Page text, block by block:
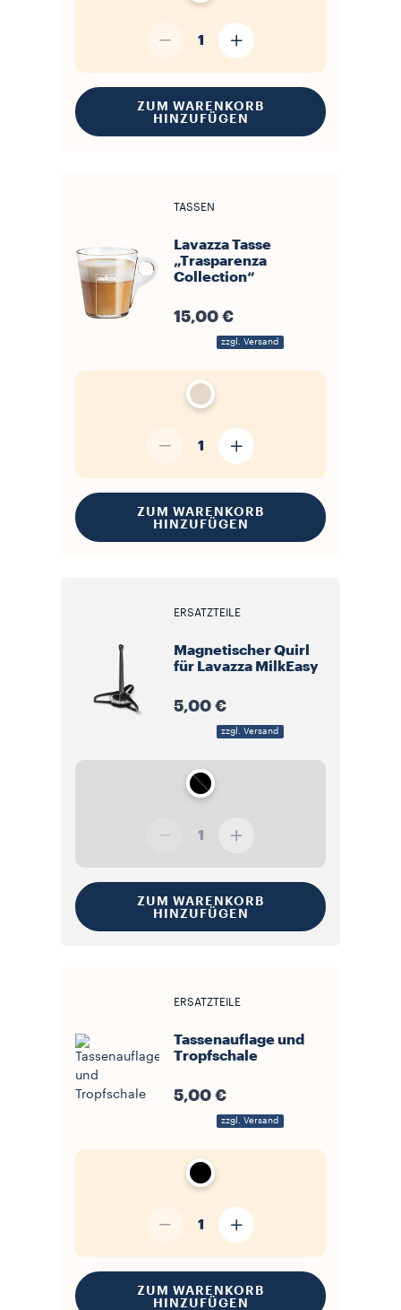
1
ZUM WARENKORB
HINZUFÜGEN
TASSEN
Lavazza Tasse
„Trasparenza
Collection“
15,00 €
zzgl. Versand
1
ZUM WARENKORB
HINZUFÜGEN
ERSATZTEILE
Magnetischer Quirl
für Lavazza MilkEasy
5,00 €
zzgl. Versand
1
ZUM WARENKORB
HINZUFÜGEN
ERSATZTEILE
Tassenauflage und
Tropfschale
5,00 €
zzgl. Versand
1
ZUM WARENKORB
HINZUFÜGEN